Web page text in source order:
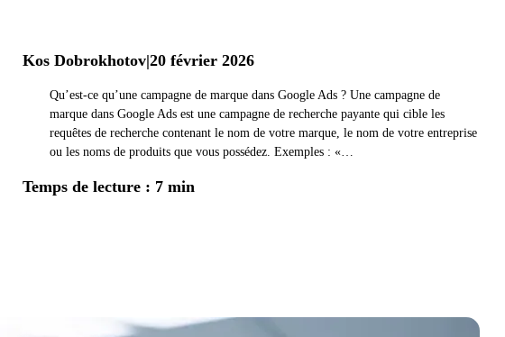
Kos Dobrokhotov|20 février 2026
Qu’est-ce qu’une campagne de marque dans Google Ads ? Une campagne de
marque dans Google Ads est une campagne de recherche payante qui cible les
requêtes de recherche contenant le nom de votre marque, le nom de votre entreprise
ou les noms de produits que vous possédez. Exemples : «…
Temps de lecture : 7 min